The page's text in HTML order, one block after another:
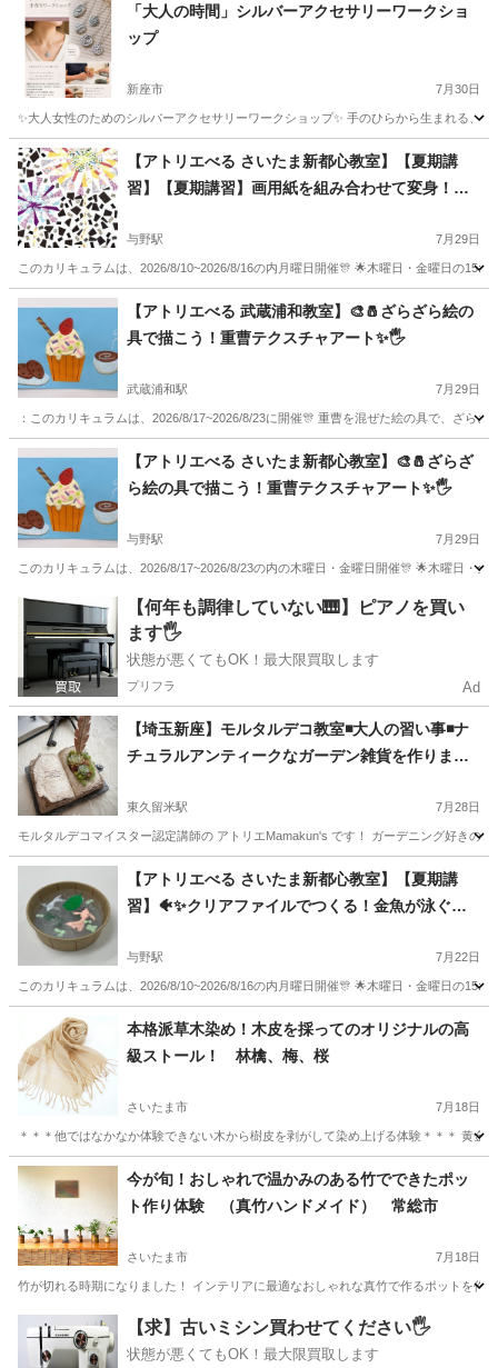
「大人の時間」シルバーアクセサリーワークショ
ップ
新座市 7月30日
✨大人女性のためのシルバーアクセサリーワークショップ✨ 手のひらから生まれる、
埼玉 新座市 ジュエリー Instagram
【アトリエべる さいたま新都心教室】【夏期講
習】【夏期講習】画用紙を組み合わせて変身！パ
与野駅 7月29日
このカリキュラムは、2026/8/10~2026/8/16の内月曜日開催🎊 🌟木曜日・金曜日の
埼玉 さいたま市 与野駅 ものづくり アトリエ
【アトリエべる 武蔵浦和教室】🎨🧂ざらざら絵の
具で描こう！重曹テクスチャアート✨🖐️
武蔵浦和駅 7月29日
：このカリキュラムは、2026/8/17~2026/8/23に開催🎊 重曹を混ぜた絵の具で、ざら
埼玉 さいたま市 武蔵浦和駅 ものづくり 絵の具
【アトリエべる さいたま新都心教室】🎨🧂ざらざ
ら絵の具で描こう！重曹テクスチャアート✨🖐️
与野駅 7月29日
このカリキュラムは、2026/8/17~2026/8/23の内の木曜日・金曜日開催🎊 🌟木曜日・
埼玉 さいたま市 与野駅 ものづくり 絵の具
【何年も調律していない🎹】ピアノを買い
ます🖐️
状態が悪くてもOK！最大限買取します
プリフラ Ad
【埼玉新座】モルタルデコ教室◾️大人の習い事◾️ナ
チュラルアンティークなガーデン雑貨を作りませ
東久留米駅 7月28日
モルタルデコマイスター認定講師の アトリエMamakun's です！ ガーデニング好きの
埼玉 新座市 東久留米駅 その他 モルタルデコ
【アトリエべる さいたま新都心教室】【夏期講
習】🐠✨クリアファイルでつくる！金魚が泳ぐ立
与野駅 7月22日
このカリキュラムは、2026/8/10~2026/8/16の内月曜日開催🎊 🌟木曜日・金曜日の
さいたま市 与野駅 ものづくり アトリエ
本格派草木染め！木皮を採ってのオリジナルの高
級ストール！ 林檎、梅、桜
さいたま市 7月18日
＊＊＊他ではなかなか体験できない木から樹皮を剥がして染め上げる体験＊＊＊ 黄
埼玉 さいたま市 ものづくり 東京 世田谷区 ものづくり
今が旬！おしゃれで温かみのある竹でできたポッ
ト作り体験 （真竹ハンドメイド） 常総市
さいたま市 7月18日
竹が切れる時期になりました！ インテリアに最適なおしゃれな真竹で作るポットを
埼玉 さいたま市 ものづくり 東京 墨田区 ものづくり
お花
【求】古いミシン買わせてください🖐️
状態が悪くてもOK！最大限買取します